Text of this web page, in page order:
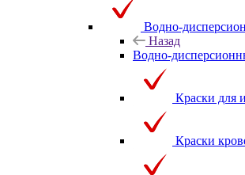
Водно-
Назад
Водно-
Краски для
Краски